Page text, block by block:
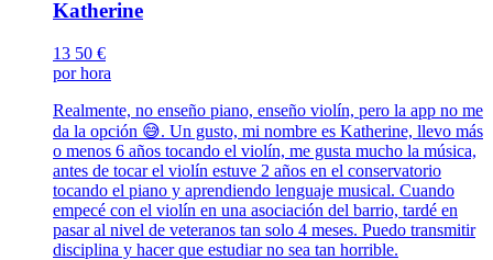
Katherine
13 50 €
por hora
Realmente, no enseño piano, enseño violín, pero la app no me
da la opción 😅. Un gusto, mi nombre es Katherine, llevo más
o menos 6 años tocando el violín, me gusta mucho la música,
antes de tocar el violín estuve 2 años en el conservatorio
tocando el piano y aprendiendo lenguaje musical. Cuando
empecé con el violín en una asociación del barrio, tardé en
pasar al nivel de veteranos tan solo 4 meses. Puedo transmitir
disciplina y hacer que estudiar no sea tan horrible.